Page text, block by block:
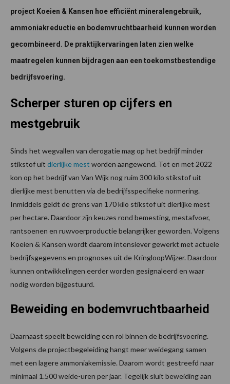
project Koeien & Kansen hoe efficiënt mineralengebruik,
ammoniakreductie en bodemvruchtbaarheid kunnen worden
gecombineerd. De praktijkervaringen laten zien welke
maatregelen kunnen bijdragen aan een toekomstbestendige
bedrijfsvoering.
Scherper sturen op cijfers en
mestgebruik
Sinds het wegvallen van derogatie mag op het bedrijf minder
stikstof uit dierlijke mest worden aangewend. Tot en met 2022
kon op het bedrijf van Van Wijk nog ruim 300 kilo stikstof uit
dierlijke mest benutten via de bedrijfsspecifieke normering.
Inmiddels geldt de grens van 170 kilo stikstof uit dierlijke mest
per hectare. Daardoor zijn keuzes rond bemesting, mestafvoer,
rantsoenen en ruwvoerproductie belangrijker geworden. Volgens
Koeien & Kansen wordt daarom intensiever gewerkt met actuele
bedrijfsgegevens en prognoses uit de KringloopWijzer. Daardoor
kunnen ontwikkelingen eerder worden gesignaleerd en waar
nodig worden bijgestuurd.
Beweiding en bodemvruchtbaarheid
Daarnaast speelt beweiding een rol binnen de bedrijfsvoering.
Volgens de projectbegeleiding hangt meer weidegang samen
met een lagere ammoniakemissie. Daarom wordt gestreefd naar
minimaal 1.500 weide-uren per jaar. Tegelijk sluit beweiding aan